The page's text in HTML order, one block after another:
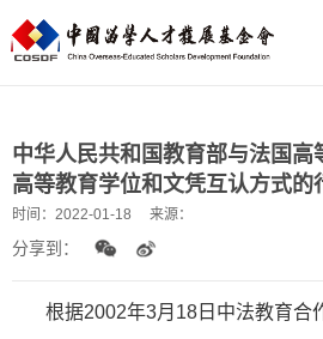
中华人民共和国教育部与法国高
高等教育学位和文凭互认方式的
时间： 2022-01-18 来源：
分享到：
根据2002年3月18日中法教育合